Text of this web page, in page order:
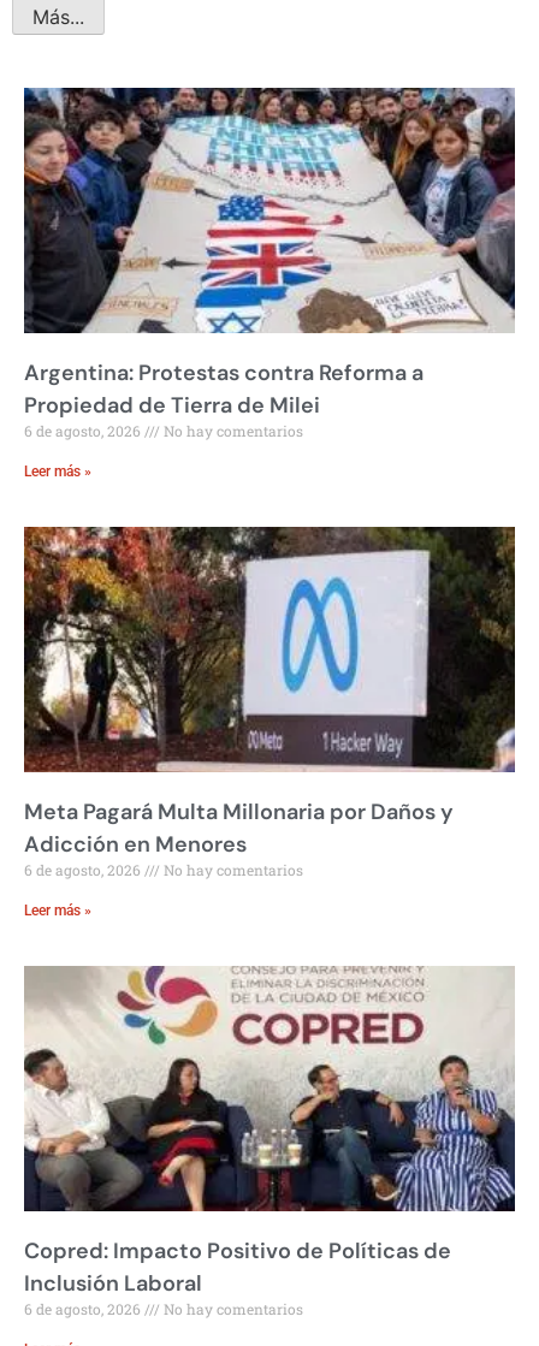
Más...
Argentina: Protestas contra Reforma a
Propiedad de Tierra de Milei
6 de agosto, 2026 No hay comentarios
Leer más »
Meta Pagará Multa Millonaria por Daños y
Adicción en Menores
6 de agosto, 2026 No hay comentarios
Leer más »
Copred: Impacto Positivo de Políticas de
Inclusión Laboral
6 de agosto, 2026 No hay comentarios